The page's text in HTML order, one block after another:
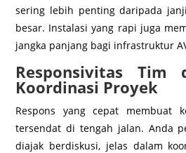
sering lebih penting daripada
besar. Instalasi yang rapi juga
jangka panjang bagi infrastruktur
Responsivitas Tim
Koordinasi Proyek
Respons yang cepat membuat
tersendat di tengah jalan. Anda
diajak berdiskusi, jelas dalam